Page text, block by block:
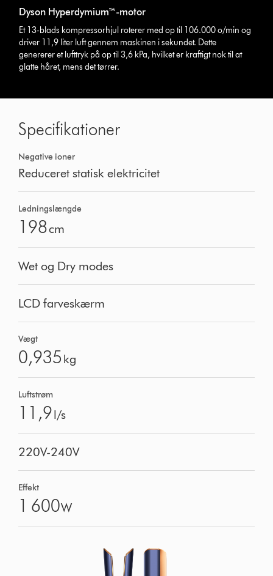
Dyson Hyperdymium™-motor
Et 13-blads kompressorhjul roterer med op til 106.000 o/min og
driver 11,9 liter luft gennem maskinen i sekundet. Dette
genererer et lufttryk på op til 3,6 kPa, hvilket er kraftigt nok til at
glatte håret, mens det tørrer.
Specifikationer
Negative ioner
Reduceret statisk elektricitet
Ledningslængde
198cm
Wet og Dry modes
LCD farveskærm
Vægt
0,935 kg
Luftstrøm
11,9l/s
220V-240V
Effekt
1 600W